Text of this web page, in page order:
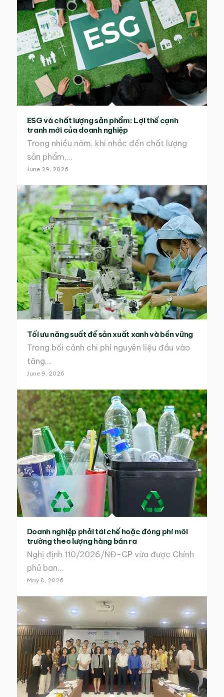
ESG và chất lượng sản phẩm: Lợi thế cạnh
tranh mới của doanh nghiệp
Trong nhiều năm, khi nhắc đến chất lượng
sản phẩm,…
June 29, 2026
Tối ưu năng suất để sản xuất xanh và bền vững
Trong bối cảnh chi phí nguyên liệu đầu vào
tăng…
June 9, 2026
Doanh nghiệp phải tái chế hoặc đóng phí môi
trường theo lượng hàng bán ra
Nghị định 110/2026/NĐ-CP vừa được Chính
phủ ban…
May 8, 2026